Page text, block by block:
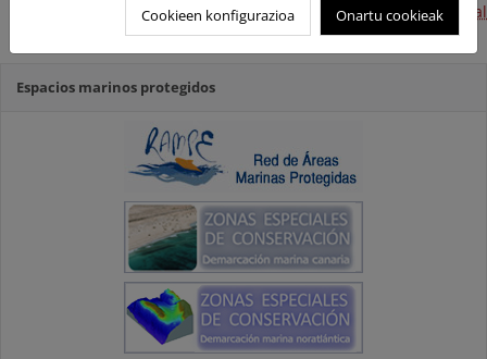
Espacios marinos declarados como Zonas de Especial
Protección para las Aves
Espacios marinos protegidos
Cookieen konfigurazioa Onartu cookieak